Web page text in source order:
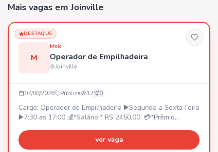
Mais vagas em Joinville
DESTAQUE
M
Msk
Operador de Empilhadeira
Joinville
07/08/2026 Pública 12 0
Cargo: Operador de Empilhadeira ▶️Segunda a Sexta Feira
▶️7:30 as 17:00 💰*Salário:* R$ 2450,00. 💳*Prêmio
*V.T ou Vale Combustível* (Não temos fretado) 🍽️
*Refeição:* Fornecida pela Empresa *(Sem custo para o
ver vaga